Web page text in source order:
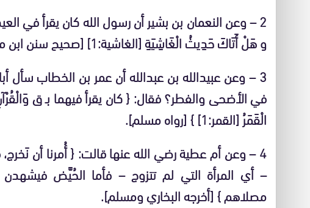
و هَلْ أَتَاكَ حَدِيثُ الْغَاشِيَةِ [الغاشية:1] [صحيح سنن ابن ماجة].
3 – وعن عبيدالله بن عبدالله أن عمر بن الخطاب سأل
الْقَمَرُ [القمر:1] } [رواه مسلم].
4 – وعن أم عطية رضي الله عنها قالت: { أُمرنا أن
– أي المرأة التي لم تتزوج – فأما الحُيَّض
مصلاهم } [أخرجه البخاري ومسلم].